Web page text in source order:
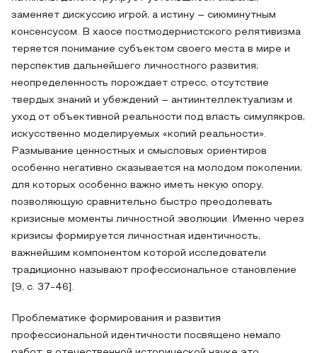
заменяет дискуссию игрой, а истину – сиюминутным
консенсусом. В хаосе постмодернистского релятивизма
теряется понимание субъектом своего места в мире и
перспектив дальнейшего личностного развития;
неопределенность порождает стресс, отсутствие
твердых знаний и убеждений – антиинтеллектуализм и
уход от объективной реальности под власть симулякров,
искусственно моделируемых «копий реальности».
Размывание ценностных и смысловых ориентиров
особенно негативно сказывается на молодом поколении,
для которых особенно важно иметь некую опору,
позволяющую сравнительно быстро преодолевать
кризисные моменты личностной эволюции. Именно через
кризисы формируется личностная идентичность,
важнейшим компонентом которой исследователи
традиционно называют профессиональное становление
[9, с. 37-46].
Проблематике формирования и развития
профессиональной идентичности посвящено немало